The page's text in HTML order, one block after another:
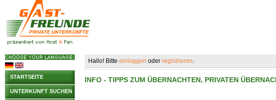
STARTSEITE
UNTERKUNFT SUCHEN
Hallo! Bitte einloggen oder registrieren.
INFO - TIPPS ZUM ÜBERNACHTEN, PRIVATEN